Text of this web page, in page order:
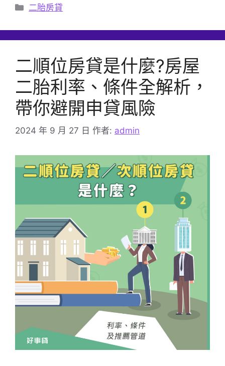
分
二胎房貸
二順位房貸是什麼?房屋
二胎利率、條件全解析，
帶你避開申貸風險
2024 年 9 月 27 日 作者: admin